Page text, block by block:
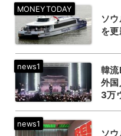
ソ
を
韓
外
3万
ソ